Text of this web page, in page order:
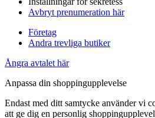
Avbryt prenumeration här
Företag
Andra trevliga butiker
Ångra avtalet här
Anpassa din shoppingupplevelse
Endast med ditt samtycke använder vi
att ge dig en personlig